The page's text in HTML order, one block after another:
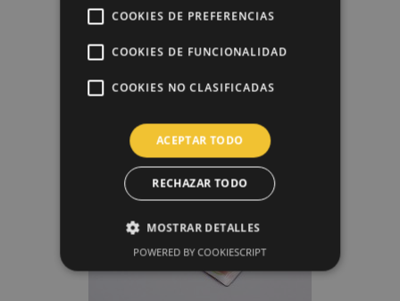
Diseño + Impresión Papel De...
COOKIES DE PREFERENCIAS
COOKIES DE FUNCIONALIDAD
COOKIES NO CLASIFICADAS
ACEPTAR TODO
RECHAZAR TODO
MOSTRAR DETALLES
POWERED BY COOKIESCRIPT